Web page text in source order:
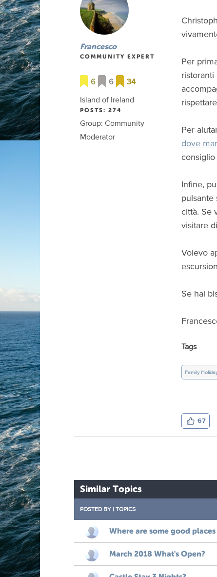
Francesco
COMMUNITY EXPERT
6 6
34
Island of Ireland
POSTS: 274
Group: Community
Moderator
Per
Per
dove
Infine,
città. Se
visitare
Volevo
Se hai
Tags
Family
67
Similar Topics
POSTED BY | TOPICS
Where are some good
March 2018 What's Open?